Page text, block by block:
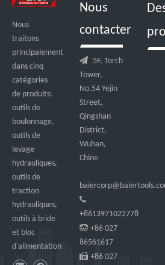
Nous
traitons
principalement
dans cinq
catégories
de produits:
outils de
boulonnage,
outils de
levage
hydrauliques,
outils de
traction
hydrauliques,
outils à bride
et bloc
d'alimentation
Nous
contacter
 5F, Torch
Tower,
No.54 Yejin
Street,
Qingshan
District,
Wuhan,
Chine

+8613971022778
 +86 027
86561617
 +86 027